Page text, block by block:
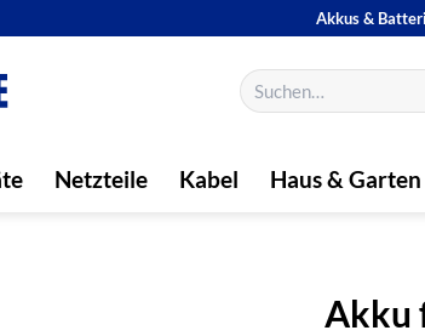
Akkus &
Suchen
nach:
Netzteile Kabel Haus & Garten
Akku